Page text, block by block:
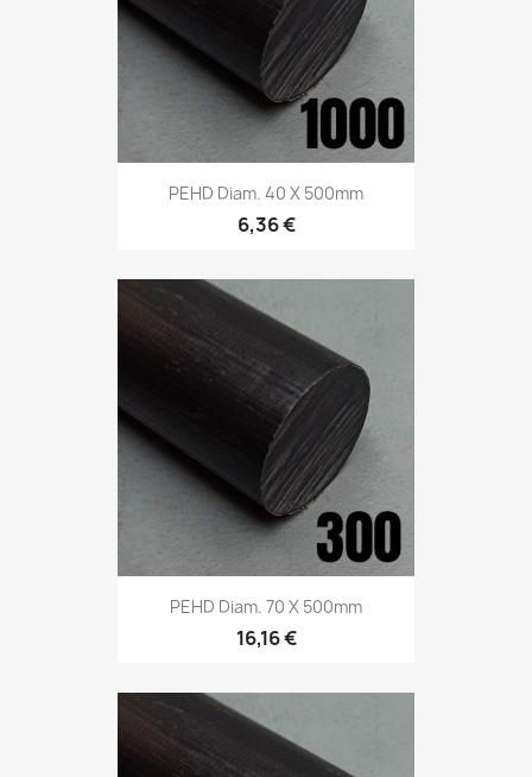
PEHD Diam. 40 X 500mm
6,36 €
PEHD Diam. 70 X 500mm
16,16 €